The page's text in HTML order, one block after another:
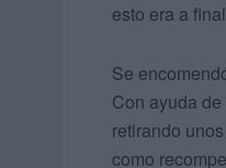
esto era a
Se
Con ayuda
retirando
como